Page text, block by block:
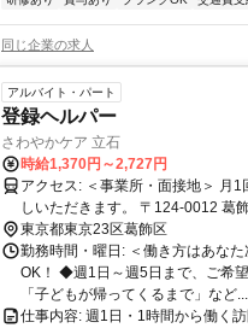
同じ企業の求人
アルバイト・パート
登録ヘルパー
さわやかケア 立石
時給1,370円～2,727円
アクセス: ＜事業所・面接地＞ 月1回程度の情報共有や研修のため、事業所にお越
しいただきます。 〒124-0012 葛
より徒歩3分）
東京都東京23区葛飾区
勤務時間・曜日: ＜働き方はあな
OK！ ◆週1日～週5日まで、ご希
「子どもが帰ってくるまで」など...
仕事内容: 週1日・1時間から働く